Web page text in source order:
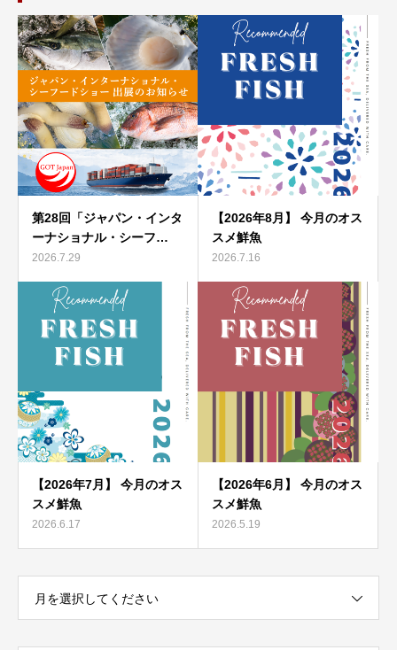
第28回「ジャパン・インタ
ーナショナル・シーフ…
2026.7.29
【2026年8月】 今月のオス
スメ鮮魚
2026.7.16
【2026年7月】 今月のオス
スメ鮮魚
2026.6.17
【2026年6月】 今月のオス
スメ鮮魚
2026.5.19
月を選択してください